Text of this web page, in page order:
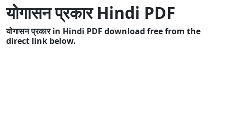
योगासन प्रकार Hindi PDF
योगासन प्रकार in Hindi PDF download free from the
direct link below.